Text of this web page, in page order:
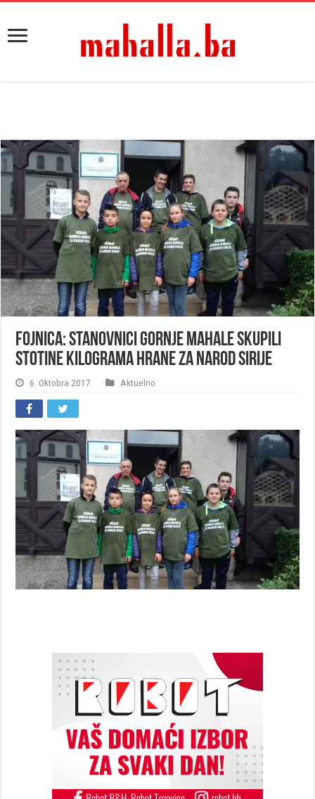
Fojnica: Stanovnici Gornje Mahale skupili
stotine kilograma hrane za narod Sirije
6. Oktobra 2017. Aktuelno